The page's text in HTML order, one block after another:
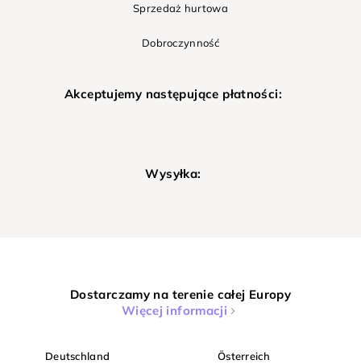
Sprzedaż hurtowa
Dobroczynność
Akceptujemy następujące płatności:
Wysyłka:
Dostarczamy na terenie całej Europy
Więcej informacji
Deutschland Österreich